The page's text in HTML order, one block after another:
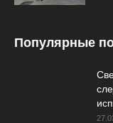
Популярные